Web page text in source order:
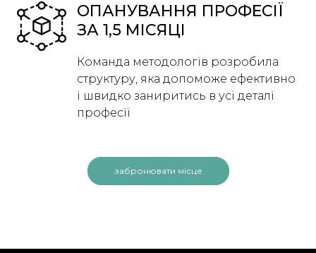
ОПАНУВАННЯ ПРОФЕСІЇ
ЗА 1,5 МІСЯЦІ
Команда методологів розробила
структуру, яка допоможе ефективно
і швидко заниритись в усі деталі
професії
забронювати місце